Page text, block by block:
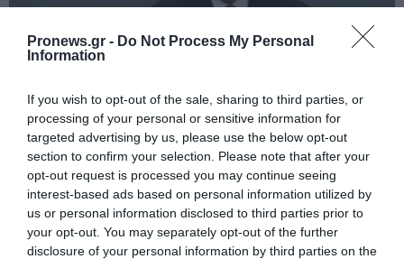
Pronews.gr - Do Not Process My Personal
Information
If you wish to opt-out of the sale, sharing to third parties, or
processing of your personal or sensitive information for
targeted advertising by us, please use the below opt-out
section to confirm your selection. Please note that after your
opt-out request is processed you may continue seeing
interest-based ads based on personal information utilized by
us or personal information disclosed to third parties prior to
your opt-out. You may separately opt-out of the further
disclosure of your personal information by third parties on the
PRONEWS.GR /ΔΙΕΘΝΗΣ ΑΣΦΑΛΕΙΑ
Κυβερνοεπίθεση με στόχο τον Φρίντριχ
Μερτς – Ποιοι κρύβονται πίσω από το
παραποιημένο βίντεο